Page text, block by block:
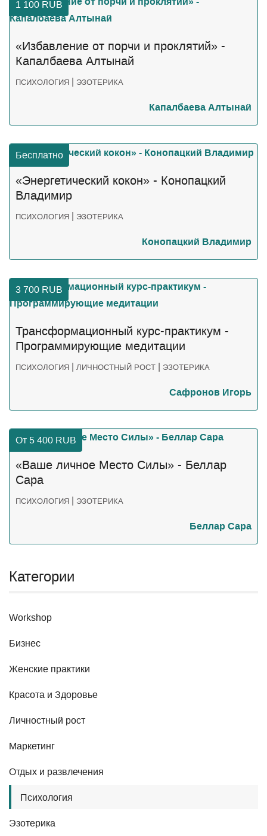
Категории
Workshop
Бизнес
Женские практики
Красота и Здоровье
Личностный рост
Маркетинг
Отдых и развлечения
Психология
Эзотерика
1 100 RUB
«Избавление от порчи и проклятий» -
Капалбаева Алтынай
ПСИХОЛОГИЯ | ЭЗОТЕРИКА
Капалбаева Алтынай
Бесплатно
«Энергетический кокон» - Конопацкий
Владимир
ПСИХОЛОГИЯ | ЭЗОТЕРИКА
Конопацкий Владимир
3 700 RUB
Трансформационный курс-практикум -
Программирующие медитации
ПСИХОЛОГИЯ | ЛИЧНОСТНЫЙ РОСТ | ЭЗОТЕРИКА
Сафронов Игорь
От 5 400 RUB
«Ваше личное Место Силы» - Беллар
Сара
ПСИХОЛОГИЯ | ЭЗОТЕРИКА
Беллар Сара